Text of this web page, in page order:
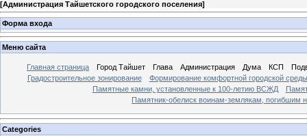
[Администрация Тайшетского городского поселения]
Форма входа
Меню сайта
Главная страница Город Тайшет Глава Администрация Дума КСП
Градостроительное зонирование
Формирование комфортной городской среды
Памятные камни, установленные к 100-летию ВСЖД
Памятник-обелиск воинам-землякам, погибшим
Categories